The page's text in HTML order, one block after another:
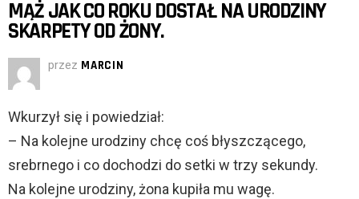
MĄŻ JAK CO ROKU DOSTAŁ NA URODZINY
SKARPETY OD ŻONY.
przez MARCIN
Wkurzył się i powiedział:
– Na kolejne urodziny chcę coś błyszczącego,
srebrnego i co dochodzi do setki w trzy sekundy.
Na kolejne urodziny, żona kupiła mu wagę.